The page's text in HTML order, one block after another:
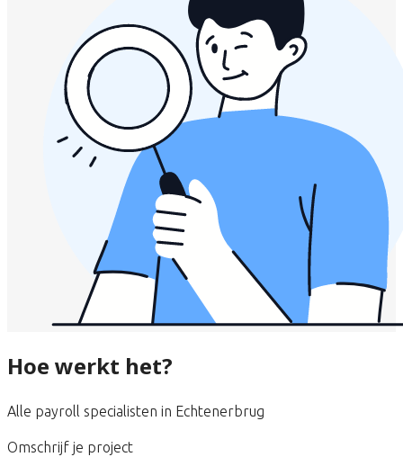
Hoe werkt het?
Alle payroll specialisten in Echtenerbrug
Omschrijf je project